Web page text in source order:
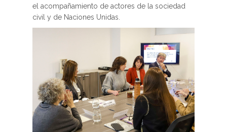
el acompañamiento de actores de la sociedad
civil y de Naciones Unidas.